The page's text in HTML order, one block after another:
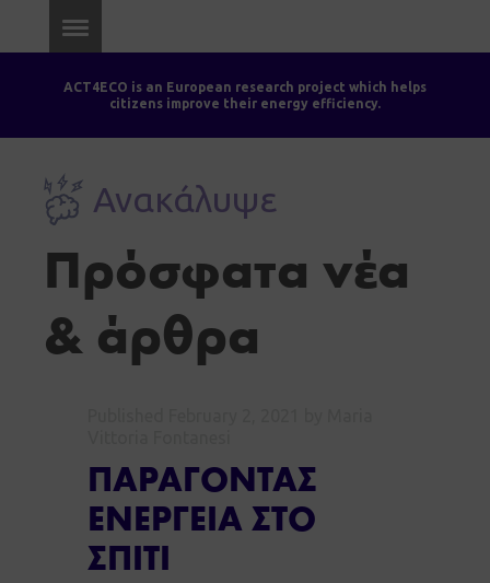
ACT4ECO is an European research project which helps
citizens improve their energy efficiency.
Ανακάλυψε
Πρόσφατα νέα
& άρθρα
ΠΑΡΑΓΟΝΤΑΣ
ΕΝΕΡΓΕΙΑ ΣΤΟ
ΣΠΙΤΙ